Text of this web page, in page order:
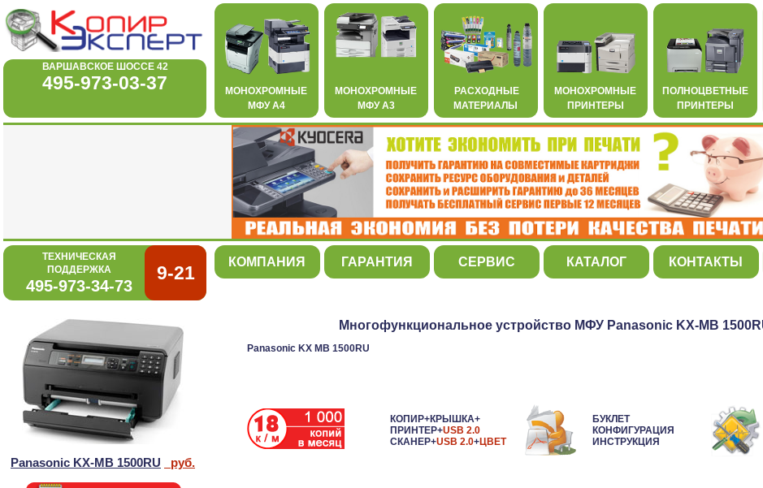
ВАРШАВСКОЕ ШОССЕ 42
495-973-03-37
МОНОХРОМНЫЕ
МФУ А4
МОНОХРОМНЫЕ
МФУ А3
РАСХОДНЫЕ
МАТЕРИАЛЫ
МОНОХРОМНЫЕ
ПРИНТЕРЫ
ПОЛНОЦВЕТНЫЕ
ПРИНТЕРЫ
ТЕХНИЧЕСКАЯ
ПОДДЕРЖКА
495-973-34-73
9-21
КОМПАНИЯ ГАРАНТИЯ СЕРВИС КАТАЛОГ КОНТАКТЫ
Panasonic KX-MB 1500RU руб.
Многофункциональное устройство МФУ Panasonic KX-MB
Panasonic KX MB 1500RU
КОПИР+КРЫШКА+
ПРИНТЕР+USB 2.0
СКАНЕР+USB 2.0+ЦВЕТ
БУКЛЕТ
КОНФИГУРАЦИЯ
ИНСТРУКЦИЯ